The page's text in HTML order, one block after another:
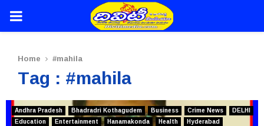
PRIMARY
Home #mahila
Tag : #mahila
Andhra Pradesh Bhadradri Kothagudem Business Crime News
DELHI
Education
Entertainment Hanamakonda Health
Hyderabad